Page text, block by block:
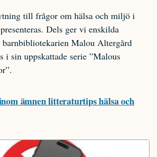
till frågor om hälsa och miljö i
Dels ger vi enskilda
barnbibliotekarien Malou Altergård
i sin uppskattade serie ”Malous
ämnen litteraturtips hälsa och